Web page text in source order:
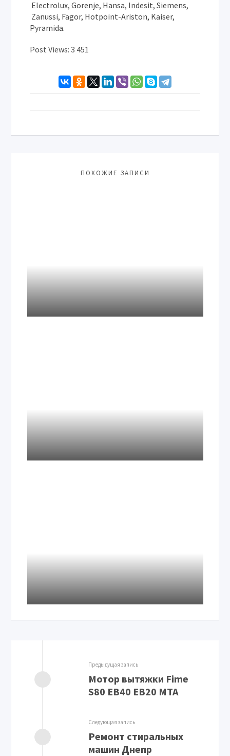
Electrolux, Gorenje, Hansa, Indesit, Siemens,
Zanussi, Fagor, Hotpoint-Ariston, Kaiser,
Pyramida.
Post Views: 3 451
ПОХОЖИЕ ЗАПИСИ
Предыдущая запись
Мотор вытяжки Fime
S80 EB40 EB20 MTA
Следующая запись
Ремонт стиральных
машин Днепр